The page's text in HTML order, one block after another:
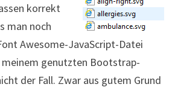
korrekt
man noch
Awesome-JavaScript-Datei
genutzten Bootstrap-
der Fall. Zwar aus gutem Grund